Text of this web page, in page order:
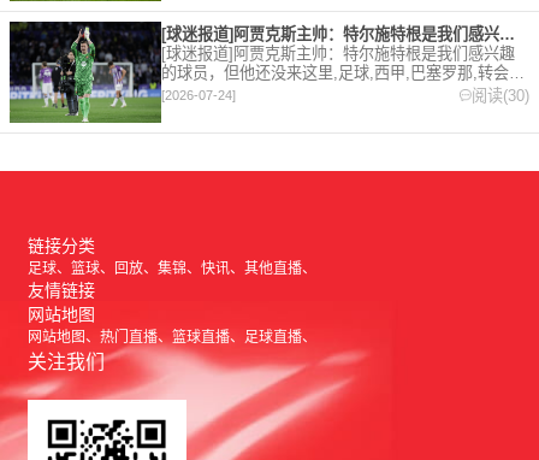
[球迷报道]阿贾克斯主帅：特尔施特根是我们感兴趣的球员，但他
[球迷报道]阿贾克斯主帅：特尔施特根是我们感兴趣
的球员，但他还没来这里,足球,西甲,巴塞罗那,转会,
五洲,荷甲。欢迎收藏本站，24小时为你更新最新的足
球，篮球体育资讯。
[2026-07-24] 阅读(30)
链接分类
足球 篮球 回放 集锦 快讯 其他直播
友情链接
网站地图
网站地图 热门直播 篮球直播 足球直播
关注我们